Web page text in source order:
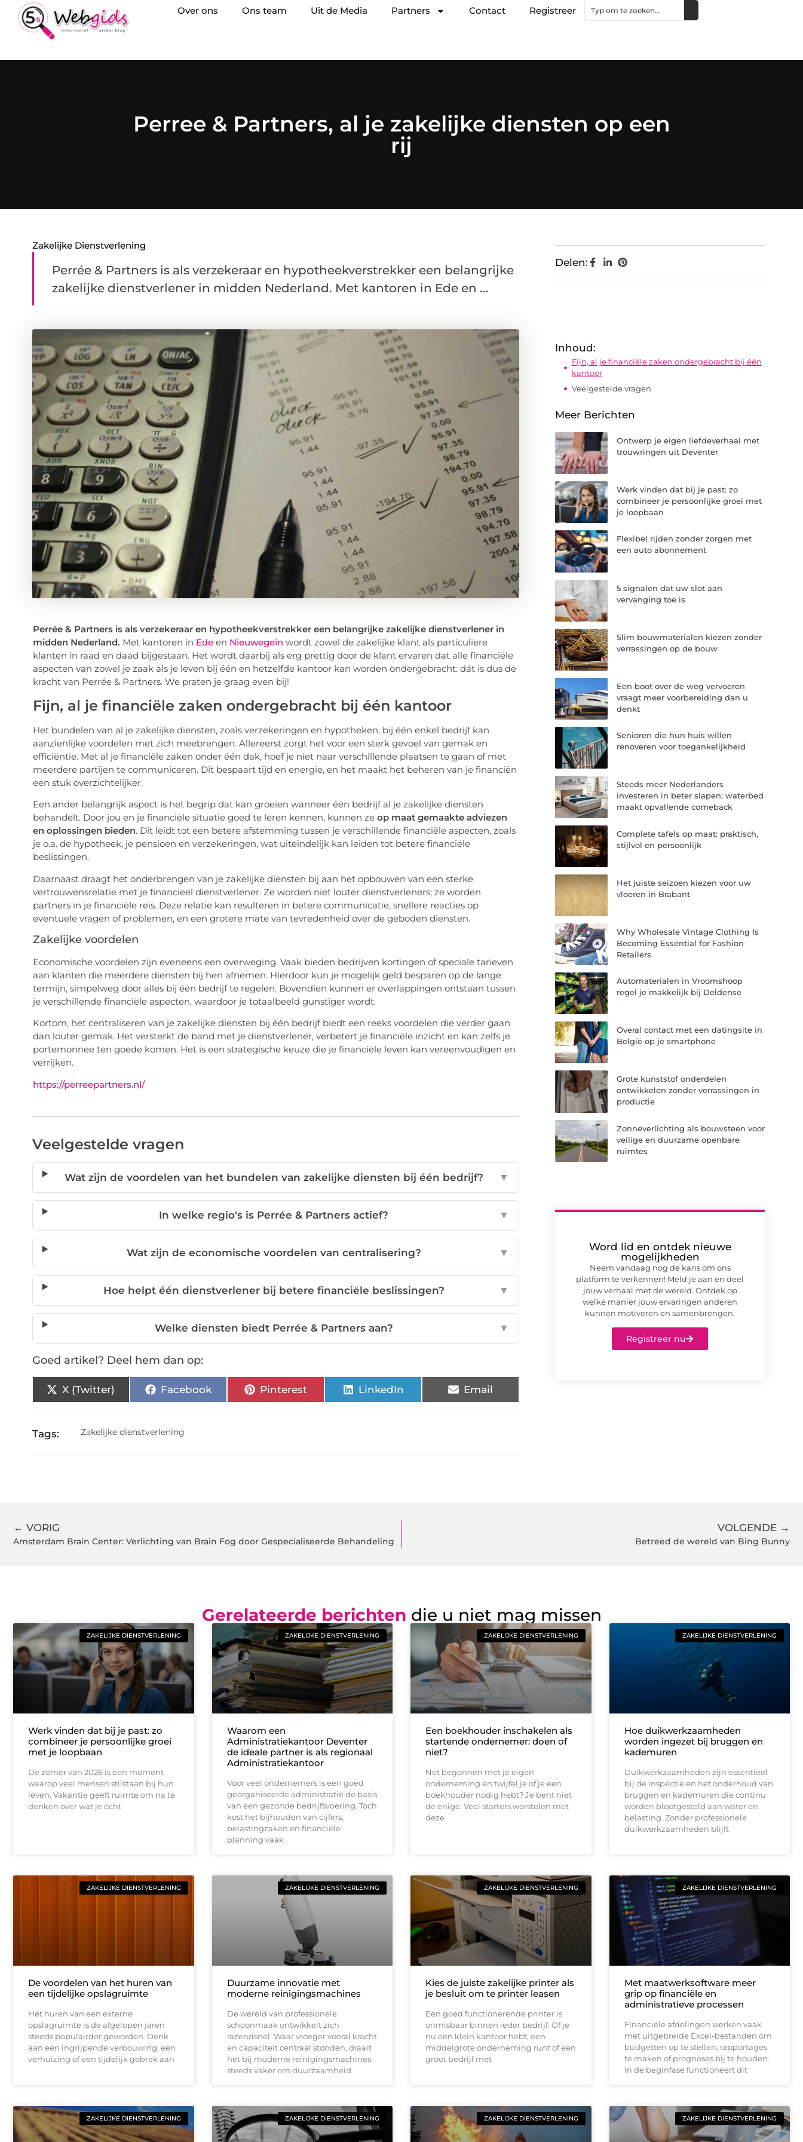
Over ons Ons team Uit de Media Partners Contact Registreer
Perree & Partners, al je zakelijke diensten op een
rij
Zakelijke Dienstverlening
Perrée & Partners is als verzekeraar en hypotheekverstrekker een belangrijke
zakelijke dienstverlener in midden Nederland. Met kantoren in Ede en ...
Perrée & Partners is als verzekeraar en hypotheekverstrekker een belangrijke zakelijke dienstverlener in
midden Nederland. Met kantoren in Edeen Nieuwegein wordt zowel de zakelijke klant als particuliere
klanten in raad en daad bijgestaan. Het wordt daarbij als erg prettig door de klant ervaren dat alle financiële
aspecten van zowel je zaak als je leven bij één en hetzelfde kantoor kan worden ondergebracht: dát is dus de
kracht van Perrée & Partners. We praten je graag even bij!
Fijn, al je financiële zaken ondergebracht bij één kantoor
Het bundelen van al je zakelijke diensten, zoals verzekeringen en hypotheken, bij één enkel bedrijf kan
aanzienlijke voordelen met zich meebrengen. Allereerst zorgt het voor een sterk gevoel van gemak en
efficiëntie. Met al je financiële zaken onder één dak, hoef je niet naar verschillende plaatsen te gaan of met
meerdere partijen te communiceren. Dit bespaart tijd en energie, en het maakt het beheren van je financiën
een stuk overzichtelijker.
Een ander belangrijk aspect is het begrip dat kan groeien wanneer één bedrijf al je zakelijke diensten
behandelt. Door jou en je financiële situatie goed te leren kennen, kunnen ze op maat gemaakte adviezen
en oplossingen bieden. Dit leidt tot een betere afstemming tussen je verschillende financiële aspecten, zoals
je o.a. de hypotheek, je pensioen en verzekeringen, wat uiteindelijk kan leiden tot betere financiële
beslissingen.
Daarnaast draagt het onderbrengen van je zakelijke diensten bij aan het opbouwen van een sterke
vertrouwensrelatie met je financieel dienstverlener. Ze worden niet louter dienstverleners; ze worden
partners in je financiële reis. Deze relatie kan resulteren in betere communicatie, snellere reacties op
eventuele vragen of problemen, en een grotere mate van tevredenheid over de geboden diensten.
Zakelijke voordelen
Economische voordelen zijn eveneens een overweging. Vaak bieden bedrijven kortingen of speciale tarieven
aan klanten die meerdere diensten bij hen afnemen. Hierdoor kun je mogelijk geld besparen op de lange
termijn, simpelweg door alles bij één bedrijf te regelen. Bovendien kunnen er overlappingen ontstaan tussen
je verschillende financiële aspecten, waardoor je totaalbeeld gunstiger wordt.
Kortom, het centraliseren van je zakelijke diensten bij één bedrijf biedt een reeks voordelen die verder gaan
dan louter gemak. Het versterkt de band met je dienstverlener, verbetert je financiële inzicht en kan zelfs je
portemonnee ten goede komen. Het is een strategische keuze die je financiële leven kan vereenvoudigen en
verrijken.
https://perreepartners.nl/
Veelgestelde vragen
Wat zijn de voordelen van het bundelen van zakelijke diensten bij één bedrijf? ▼
In welke regio's is Perrée & Partners actief? ▼
Wat zijn de economische voordelen van centralisering? ▼
Hoe helpt één dienstverlener bij betere financiële beslissingen? ▼
Welke diensten biedt Perrée & Partners aan? ▼
Goed artikel? Deel hem dan op:
X (Twitter) Facebook Pinterest LinkedIn Email
Tags: Zakelijke dienstverlening
Delen:
Inhoud:
Fijn, al je financiële zaken ondergebracht bij één
kantoor
Veelgestelde vragen
Meer Berichten
Ontwerp je eigen liefdeverhaal met
trouwringen uit Deventer
Werk vinden dat bij je past: zo
combineer je persoonlijke groei met
je loopbaan
Flexibel rijden zonder zorgen met
een auto abonnement
5 signalen dat uw slot aan
vervanging toe is
Slim bouwmaterialen kiezen zonder
verrassingen op de bouw
Een boot over de weg vervoeren
vraagt meer voorbereiding dan u
denkt
Senioren die hun huis willen
renoveren voor toegankelijkheid
Steeds meer Nederlanders
investeren in beter slapen: waterbed
maakt opvallende comeback
Complete tafels op maat: praktisch,
stijlvol en persoonlijk
Het juiste seizoen kiezen voor uw
vloeren in Brabant
Why Wholesale Vintage Clothing Is
Becoming Essential for Fashion
Retailers
Automaterialen in Vroomshoop
regel je makkelijk bij Deldense
Overal contact met een datingsite in
België op je smartphone
Grote kunststof onderdelen
ontwikkelen zonder verrassingen in
productie
Zonneverlichting als bouwsteen voor
veilige en duurzame openbare
ruimtes
Word lid en ontdek nieuwe
mogelijkheden
Neem vandaag nog de kans om ons
platform te verkennen! Meld je aan en deel
jouw verhaal met de wereld. Ontdek op
welke manier jouw ervaringen anderen
kunnen motiveren en samenbrengen.
Registreer nu
← VORIG
Amsterdam Brain Center: Verlichting van Brain Fog door Gespecialiseerde Behandeling
VOLGENDE →
Betreed de wereld van Bing Bunny
Gerelateerde berichten die u niet mag missen
ZAKELIJKE DIENSTVERLENING
Werk vinden dat bij je past: zo
combineer je persoonlijke groei
met je loopbaan
De zomer van 2026 is een moment
waarop veel mensen stilstaan bij hun
leven. Vakantie geeft ruimte om na te
denken over wat je écht
ZAKELIJKE DIENSTVERLENING
Waarom een
Administratiekantoor Deventer
de ideale partner is als regionaal
Administratiekantoor
Voor veel ondernemers is een goed
georganiseerde administratie de basis
van een gezonde bedrijfsvoering. Toch
kost het bijhouden van cijfers,
belastingzaken en financiële
planning vaak
ZAKELIJKE DIENSTVERLENING
Een boekhouder inschakelen als
startende ondernemer: doen of
niet?
Net begonnen met je eigen
onderneming en twijfel je of je een
boekhouder nodig hebt? Je bent niet
de enige. Veel starters worstelen met
deze
ZAKELIJKE DIENSTVERLENING
Hoe duikwerkzaamheden
worden ingezet bij bruggen en
kademuren
Duikwerkzaamheden zijn essentieel
bij de inspectie en het onderhoud van
bruggen en kademuren die continu
worden blootgesteld aan water en
belasting. Zonder professionele
duikwerkzaamheden blijft
ZAKELIJKE DIENSTVERLENING
De voordelen van het huren van
een tijdelijke opslagruimte
Het huren van een externe
opslagruimte is de afgelopen jaren
steeds populairder geworden. Denk
aan een ingrijpende verbouwing, een
verhuizing of een tijdelijk gebrek aan
ZAKELIJKE DIENSTVERLENING
Duurzame innovatie met
moderne reinigingsmachines
De wereld van professionele
schoonmaak ontwikkelt zich
razendsnel. Waar vroeger vooral kracht
en capaciteit centraal stonden, draait
het bij moderne reinigingsmachines
steeds vaker om duurzaamheid
ZAKELIJKE DIENSTVERLENING
Kies de juiste zakelijke printer als
je besluit om te printer leasen
Een goed functionerende printer is
onmisbaar binnen ieder bedrijf. Of je
nu een klein kantoor hebt, een
middelgrote onderneming runt of een
groot bedrijf met
ZAKELIJKE DIENSTVERLENING
Met maatwerksoftware meer
grip op financiële en
administratieve processen
Financiële afdelingen werken vaak
met uitgebreide Excel-bestanden om
budgetten op te stellen, rapportages
te maken of prognoses bij te houden.
In de beginfase functioneert dit
ZAKELIJKE DIENSTVERLENING ZAKELIJKE DIENSTVERLENING ZAKELIJKE DIENSTVERLENING ZAKELIJKE DIENSTVERLENING